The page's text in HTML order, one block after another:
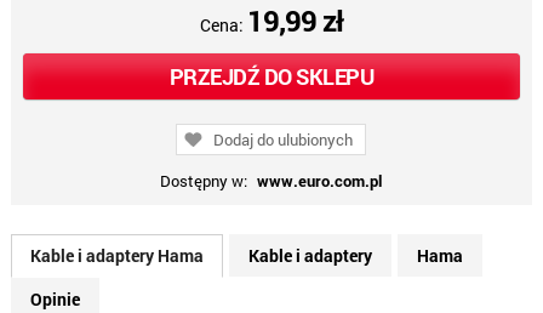
Cena: 19,99 zł
PRZEJDŹ DO SKLEPU
Dodaj do ulubionych
Dostępny w: www.euro.com.pl
Kable i adaptery Hama Kable i adaptery
Hama
Opinie